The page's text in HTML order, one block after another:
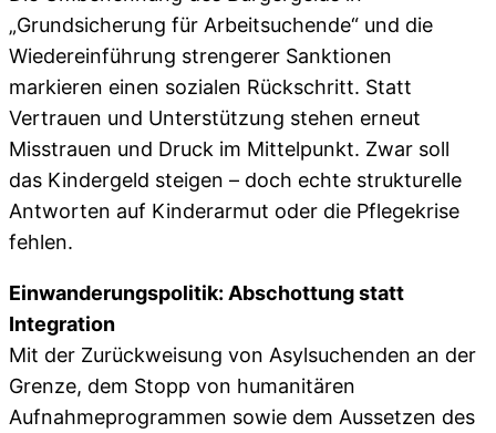
„Grundsicherung für Arbeitsuchende“ und die
Wiedereinführung strengerer Sanktionen
markieren einen sozialen Rückschritt. Statt
Vertrauen und Unterstützung stehen erneut
Misstrauen und Druck im Mittelpunkt. Zwar soll
das Kindergeld steigen – doch echte strukturelle
Antworten auf Kinderarmut oder die Pflegekrise
fehlen.
Einwanderungspolitik: Abschottung statt
Integration
Mit der Zurückweisung von Asylsuchenden an der
Grenze, dem Stopp von humanitären
Aufnahmeprogrammen sowie dem Aussetzen des